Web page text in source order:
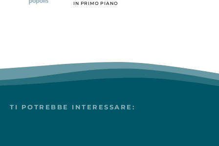
IN PRIMO PIANO
TI POTREBBE INTERESSARE: